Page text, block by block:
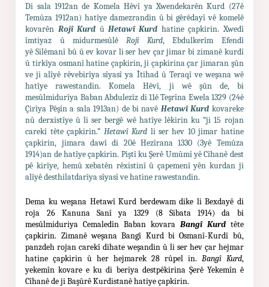
Di sala 1912an de Komela Hêvî ya Xwendekarên Kurd (27ê
Temûza 1912an) hatîye damezrandin û bi gêrêdayî vê komelê
kovarên Rojî Kurd ûHetawî Kurd hatine çapkirin. Xwedî
îmtiyaz û midurmesûlê Rojî Kurd, Ebdulkerîm Efendî
yê Silêmanî bû û ev kovar li ser hev çar jimar bi zimanê kurdî
û tirkîya osmanî hatine çapkirin, ji çapkirina çar jimaran şûn
ve ji alîyê rêvebirîya sîyasî ya Îtihad û Teraqî ve weşana wê
hatîye rawestandin. Komela Hêvî, ji wê şûn de, bi
mesûlmidurîya Baban Abdulezîz di 11ê Teşrîna Ewela 1329 (24ê
Çirîya Pêşîn a sala 1913an) de bi navê Hetawî Kurd kovareke
nû derxistîye û li ser bergê wê hatîye lêkirin ku “ji 15 rojan
carekî tête çapkirin.” Hetawî Kurd li ser hev 10 jimar hatine
çapkirin, jimara dawî di 20ê Hezîrana 1330 (3yê Temûza
1914)an de hatîye çapkirin. Piştî ku Şerê Umûmî yê Cîhanê dest
pê kirîye, hemû xebatên rêxistinî û çapemenî yên kurdan ji
alîyê desthilatdarîya sîyasî ve hatine rawestandin.
Dema ku weşana Hetawî Kurd berdewam dike li Bexdayê di
roja 26 Kanuna Sanî ya 1329 (8 Sibata 1914) da bi
mesûlmiduriya Cemaledîn Baban kovara Bangî Kurdtête
çapkirin. Zimanê weşana Bangî Kurd bi Osmanî-Kurdî bû,
panzdeh rojan carekî dihate weşandin û li ser hev çar hejmar
hatine çapkirin û her hejmarek 28 rûpel in. Bangî Kurd,
yekemîn kovare e ku di beriya destpêkirina Şerê Yekemîn ê
Cîhanê de ji Başûrê Kurdistanê hatiye çapkirin.